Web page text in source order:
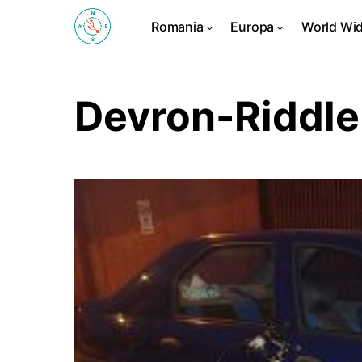
Romania Europa World
Devron-